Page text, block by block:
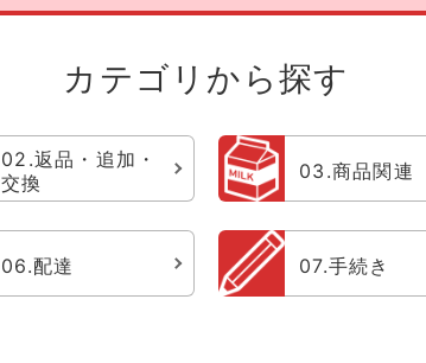
カテゴリから探す
02.返品・追加・
交換
03.商品関連
06.配達 07.手続き